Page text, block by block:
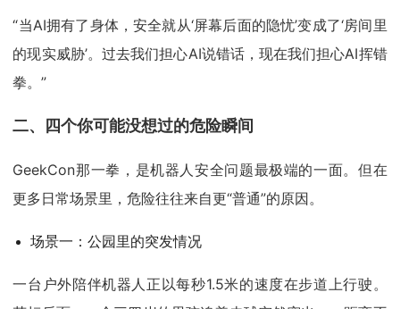
“当AI拥有了身体，安全就从‘屏幕后面的隐忧’变成了‘房间里
的现实威胁’。过去我们担心AI说错话，现在我们担心AI挥错
拳。”
二、四个你可能没想过的危险瞬间
GeekCon那一拳，是机器人安全问题最极端的一面。但在
更多日常场景里，危险往往来自更“普通”的原因。
场景一：公园里的突发情况
一台户外陪伴机器人正以每秒1.5米的速度在步道上行驶。